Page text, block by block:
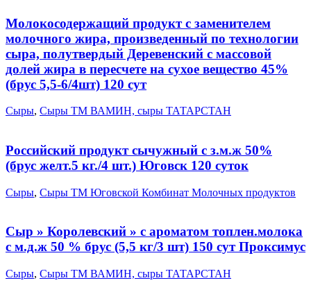
Молокосодержащий продукт с заменителем
молочного жира, произведенный по технологии
сыра, полутвердый Деревенский с массовой
долей жира в пересчете на сухое вещество 45%
(брус 5,5-6/4шт) 120 сут
Сыры, Сыры ТМ ВАМИН, сыры ТАТАРСТАН
Российский продукт сычужный с з.м.ж 50%
(брус желт.5 кг./4 шт.) Юговск 120 суток
Сыры, Сыры ТМ Юговской Комбинат Молочных продуктов
Сыр » Королевский » с ароматом топлен.молока
с м.д.ж 50 % брус (5,5 кг/3 шт) 150 сут Проксимус
Сыры, Сыры ТМ ВАМИН, сыры ТАТАРСТАН